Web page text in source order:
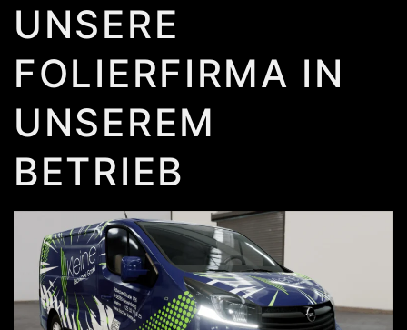
UNSERE
FOLIERFIRMA IN
UNSEREM
BETRIEB